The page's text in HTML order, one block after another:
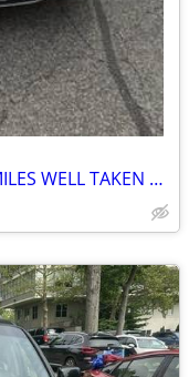
2016 S550 MERCEDES BENZ 145K MILES WELL TAKEN CARE OF